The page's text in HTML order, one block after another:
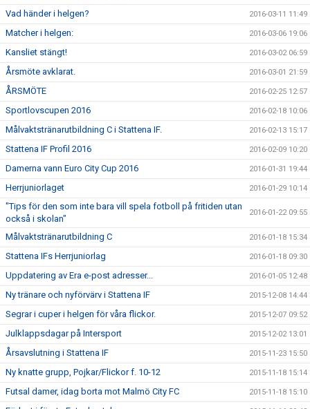
Vad händer i helgen? 2016-03-11 11:49
Matcher i helgen: 2016-03-06 19:06
Kansliet stängt! 2016-03-02 06:59
Årsmöte avklarat. 2016-03-01 21:59
ÅRSMÖTE 2016-02-25 12:57
Sportlovscupen 2016 2016-02-18 10:06
Målvaktstränarutbildning C i Stattena IF. 2016-02-13 15:17
Stattena IF Profil 2016 2016-02-09 10:20
Damerna vann Euro City Cup 2016 2016-01-31 19:44
Herrjuniorlaget 2016-01-29 10:14
"Tips för den som inte bara vill spela fotboll på fritiden utan
också i skolan"
2016-01-22 09:55
Målvaktstränarutbildning C 2016-01-18 15:34
Stattena IFs Herrjuniorlag 2016-01-18 09:30
Uppdatering av Era e-post adresser... 2016-01-05 12:48
Ny tränare och nyförvärv i Stattena IF 2015-12-08 14:44
Segrar i cuper i helgen för våra flickor. 2015-12-07 09:52
Julklappsdagar på Intersport 2015-12-02 13:01
Årsavslutning i Stattena IF 2015-11-23 15:50
Ny knatte grupp, Pojkar/Flickor f. 10-12 2015-11-18 15:14
Futsal damer, idag borta mot Malmö City FC 2015-11-18 15:10